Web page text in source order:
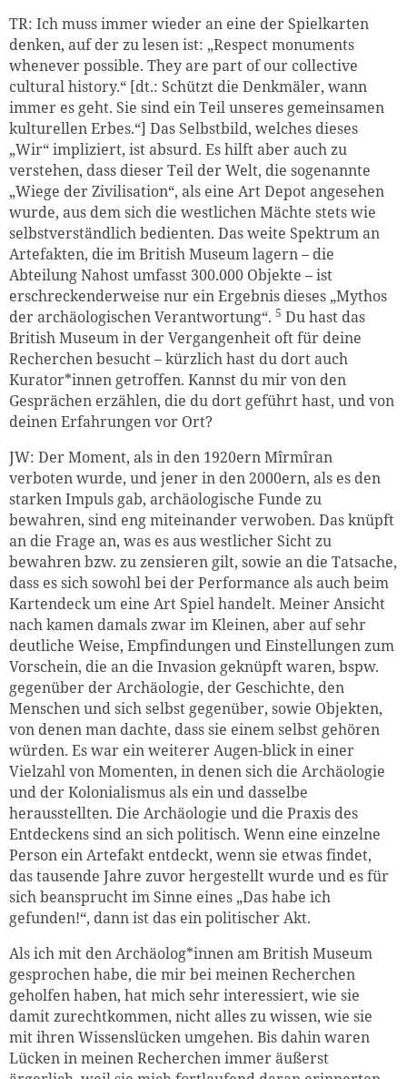
TR: Ich muss immer wieder an eine der Spielkarten
denken, auf der zu lesen ist: „Respect monuments
whenever possible. They are part of our collective
cultural history.“ [dt.: Schützt die Denkmäler, wann
immer es geht. Sie sind ein Teil unseres gemeinsamen
kulturellen Erbes.“] Das Selbstbild, welches dieses
„Wir“ impliziert, ist absurd. Es hilft aber auch zu
verstehen, dass dieser Teil der Welt, die sogenannte
„Wiege der Zivilisation“, als eine Art Depot angesehen
wurde, aus dem sich die westlichen Mächte stets wie
selbstverständlich bedienten. Das weite Spektrum an
Artefakten, die im British Museum lagern – die
Abteilung Nahost umfasst 300.000 Objekte – ist
erschreckenderweise nur ein Ergebnis dieses „Mythos
der archäologischen Verantwortung“. 5 Du hast das
British Museum in der Vergangenheit oft für deine
Recherchen besucht – kürzlich hast du dort auch
Kurator*innen getroffen. Kannst du mir von den
Gesprächen erzählen, die du dort geführt hast, und von
deinen Erfahrungen vor Ort?
JW: Der Moment, als in den 1920ern Mîrmîran
verboten wurde, und jener in den 2000ern, als es den
starken Impuls gab, archäologische Funde zu
bewahren, sind eng miteinander verwoben. Das knüpft
an die Frage an, was es aus westlicher Sicht zu
bewahren bzw. zu zensieren gilt, sowie an die Tatsache,
dass es sich sowohl bei der Performance als auch beim
Kartendeck um eine Art Spiel handelt. Meiner Ansicht
nach kamen damals zwar im Kleinen, aber auf sehr
deutliche Weise, Empfindungen und Einstellungen zum
Vorschein, die an die Invasion geknüpft waren, bspw.
gegenüber der Archäologie, der Geschichte, den
Menschen und sich selbst gegenüber, sowie Objekten,
von denen man dachte, dass sie einem selbst gehören
würden. Es war ein weiterer Augen-blick in einer
Vielzahl von Momenten, in denen sich die Archäologie
und der Kolonialismus als ein und dasselbe
herausstellten. Die Archäologie und die Praxis des
Entdeckens sind an sich politisch. Wenn eine einzelne
Person ein Artefakt entdeckt, wenn sie etwas findet,
das tausende Jahre zuvor hergestellt wurde und es für
sich beansprucht im Sinne eines „Das habe ich
gefunden!“, dann ist das ein politischer Akt.
Als ich mit den Archäolog*innen am British Museum
gesprochen habe, die mir bei meinen Recherchen
geholfen haben, hat mich sehr interessiert, wie sie
damit zurechtkommen, nicht alles zu wissen, wie sie
mit ihren Wissenslücken umgehen. Bis dahin waren
Lücken in meinen Recherchen immer äußerst